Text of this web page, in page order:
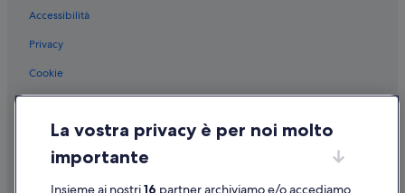
Antully: hotel
Vandenesse-En-Auxois: hotel
Musigny: hotel
Moux-En-Morvan: hotel
Thoisy-Le-Désert: hotel
Sainte-Sabine: hotel
Accessibilità
Privacy
Cookie
Informazioni legali/Contatti
Linee guida sui contenuti e segnalazione dei contenuti
La vostra privacy è per noi molto
importante
Insieme ai nostri16 partner archiviamo e/o accediamo